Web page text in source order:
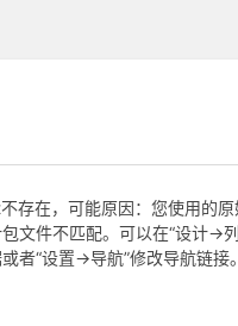
存在，可能原因：您使用的
文件不匹配。可以在“设计->
者“设置->导航”修改导航链接。